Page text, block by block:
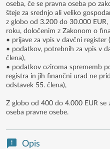
oseba, če se pravna oseba po
šteje za srednjo ali veliko
z globo od 3.200 do 30.000
roku, določenim z Zakonom o
• prijave za vpis v davčni register
• podatkov, potrebnih za vpis v
člena),
• podatkov oziroma sprememb
registra in jih finančni urad ne
odstavek 55. člena),
Z globo od 400 do 4.000 EUR se
oseba pravne osebe.
Opis